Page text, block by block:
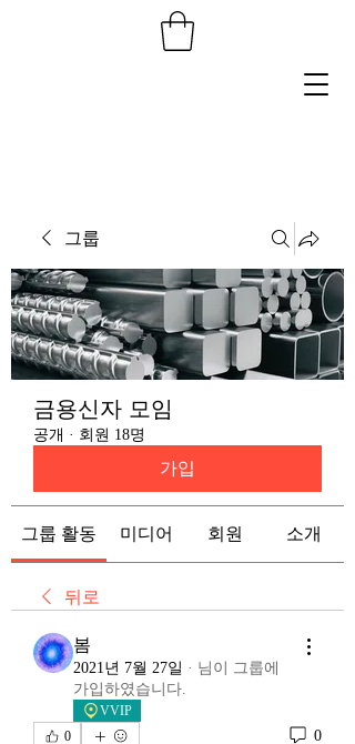
그룹
금용신자 모임
공개 · 회원 18명
가입
그룹 활동 미디어 회원 소개
뒤로
봄
2021년 7월 27일 · 님이 그룹에
가입하였습니다.
VVIP
0
0